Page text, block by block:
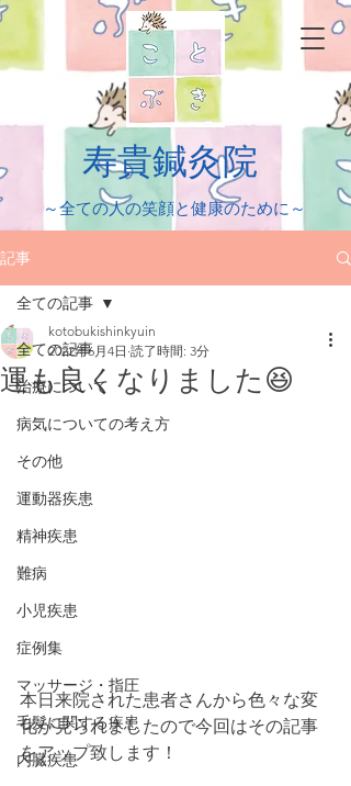
​寿貴鍼灸院
​～全ての人の笑顔と健康のために～
記事
全ての記事
治療について
病気についての考え方
その他
運動器疾患
精神疾患
難病
小児疾患
症例集
マッサージ・指圧
毛髪に関する疾患
内臓疾患
全ての記事
運も良くなりました😆
kotobukishinkyuin
2022年6月4日 読了時間: 3分
本日来院された患者さんから色々な変
化が見られましたので今回はその記事
をアップ致します！